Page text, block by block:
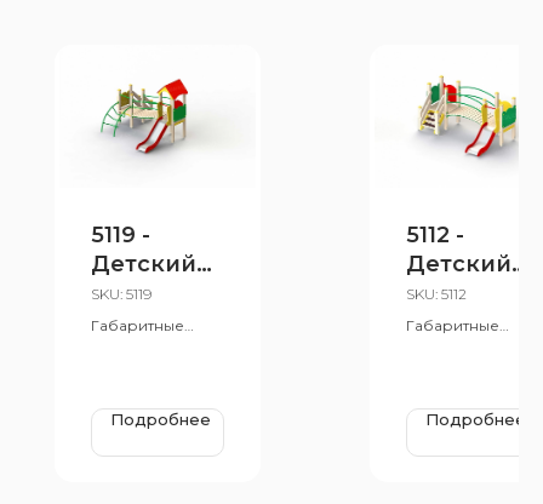
5119 -
Детский
игровой
комплекс
SKU: 5119
Габаритные
мм и 650 мм
Подробнее
5112 -
Детский
игровой
комплекс
SKU: 5112
Габаритные
650 мм
Подробнее